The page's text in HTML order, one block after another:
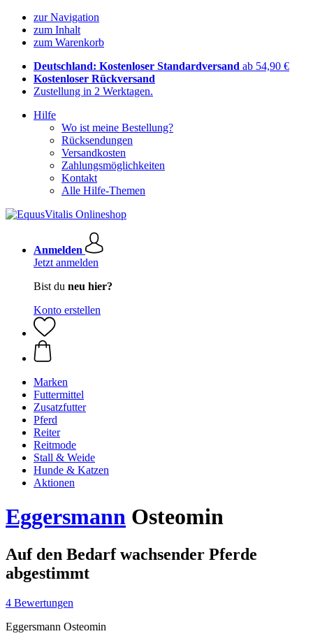
zur Navigation
zum Inhalt
zum Warenkorb
Deutschland: Kostenloser Standardversand ab 54,90 €
Kostenloser Rückversand
Zustellung in 2 Werktagen.
Hilfe
Wo ist meine Bestellung?
Rücksendungen
Versandkosten
Zahlungsmöglichkeiten
Kontakt
Alle Hilfe-Themen
Anmelden
Jetzt anmelden
Bist du neu hier?
Konto erstellen
Marken
Futtermittel
Zusatzfutter
Pferd
Reiter
Reitmode
Stall & Weide
Hunde & Katzen
Aktionen
Eggersmann Osteomin
Auf den Bedarf wachsender Pferde
abgestimmt
4 Bewertungen
Eggersmann Osteomin